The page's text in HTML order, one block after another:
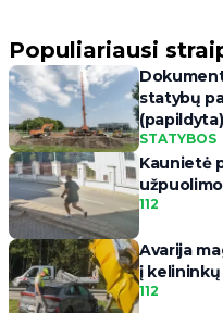
Populiariausi
statybų
(papildyta)
STATYBOS
Kaunietė
112
Avarija
į
112